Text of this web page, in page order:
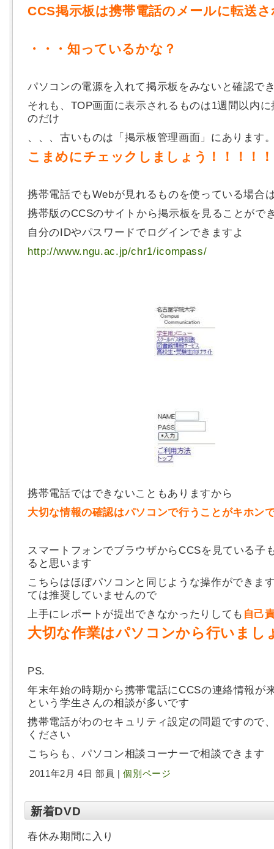
CCS掲示板は携帯電話のメールに転送
・・・知っているかな？
パソコンの電源を入れて掲示板をみないと確認で
それも、TOP画面に表示されるものは1週間以内
のだけ
、、、古いものは「掲示板管理画面」にあります
こまめにチェックしましょう！！！！
携帯電話でもWebが見れるものを使っている場合
携帯版のCCSのサイトから掲示板を見ることがで
自分のIDやパスワードでログインできますよ
http://www.ngu.ac.jp/chr1/icompass/
携帯電話ではできないこともありますから
大切な情報の確認はパソコンで行うことがキホン
スマートフォンでブラウザからCCSを見ている子
ると思います
こちらはほぼパソコンと同じような操作ができま
ては推奨していませんので
上手にレポートが提出できなかったりしても 自己
大切な作業はパソコンから行いまし
PS.
年末年始の時期から携帯電話にCCSの連絡情報が
という学生さんの相談が多いです
携帯電話がわのセキュリティ設定の問題ですので
ください
こちらも、パソコン相談コーナーで相談できます
2011年2月 4日 部員 |個別ページ
新着DVD
春休み期間に入り